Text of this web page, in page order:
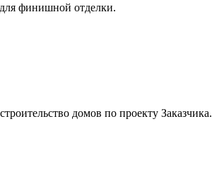
финишной отделки.
домов по проекту Заказчика.